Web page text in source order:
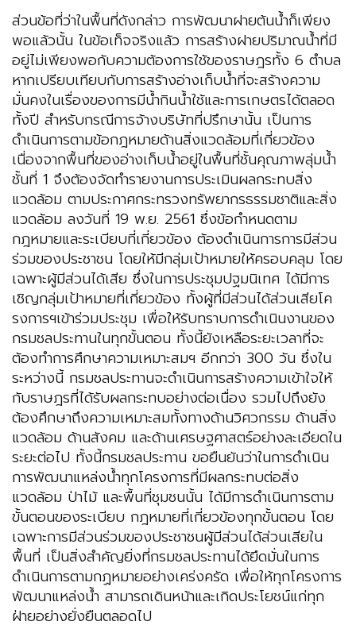
ส่วนข้อที่ว่าในพื้นที่ดังกล่าว การพัฒนาฝายต้นน้ำก็เพียง
พอแล้วนั้น ในข้อเท็จจริงแล้ว การสร้างฝายปริมาณน้ำที่มี
อยู่ไม่เพียงพอกับความต้องการใช้ของราษฎรทั้ง 6 ตำบล
หากเปรียบเทียบกับการสร้างอ่างเก็บน้ำที่จะสร้างความ
มั่นคงในเรื่องของการมีน้ำกินน้ำใช้และการเกษตรได้ตลอด
ทั้งปี สำหรับกรณีการจ้างบริษัทที่ปรึกษานั้น เป็นการ
ดำเนินการตามข้อกฎหมายด้านสิ่งแวดล้อมที่เกี่ยวข้อง
เนื่องจากพื้นที่ของอ่างเก็บน้ำอยู่ในพื้นที่ชั้นคุณภาพลุ่มน้ำ
ชั้นที่ 1 จึงต้องจัดทำรายงานการประเมินผลกระทบสิ่ง
แวดล้อม ตามประกาศกระทรวงทรัพยากรธรรมชาติและสิ่ง
แวดล้อม ลงวันที่ 19 พ.ย. 2561 ซึ่งข้อกำหนดตาม
กฎหมายและระเบียบที่เกี่ยวข้อง ต้องดำเนินการการมีส่วน
ร่วมของประชาชน โดยให้มีกลุ่มเป้าหมายให้ครอบคลุม โดย
เฉพาะผู้มีส่วนได้เสีย ซึ่งในการประชุมปฐมนิเทศ ได้มีการ
เชิญกลุ่มเป้าหมายที่เกี่ยวข้อง ทั้งผู้ที่มีส่วนได้ส่วนเสียโค
รงการฯเข้าร่วมประชุม เพื่อให้รับทราบการดำเนินงานของ
กรมชลประทานในทุกขั้นตอน ทั้งนี้ยังเหลือระยะเวลาที่จะ
ต้องทำการศึกษาความเหมาะสมฯ อีกกว่า 300 วัน ซึ่งใน
ระหว่างนี้ กรมชลประทานจะดำเนินการสร้างความเข้าใจให้
กับราษฎรที่ได้รับผลกระทบอย่างต่อเนื่อง รวมไปถึงยัง
ต้องศึกษาถึงความเหมาะสมทั้งทางด้านวิศวกรรม ด้านสิ่ง
แวดล้อม ด้านสังคม และด้านเศรษฐศาสตร์อย่างละเอียดใน
ระยะต่อไป ทั้งนี้กรมชลประทาน ขอยืนยันว่าในการดำเนิน
การพัฒนาแหล่งน้ำทุกโครงการที่มีผลกระทบต่อสิ่ง
แวดล้อม ป่าไม้ และพื้นที่ชุมชนนั้น ได้มีการดำเนินการตาม
ขั้นตอนของระเบียบ กฎหมายที่เกี่ยวข้องทุกขั้นตอน โดย
เฉพาะการมีส่วนร่วมของประชาชนผู้มีส่วนได้ส่วนเสียใน
พื้นที่ เป็นสิ่งสำคัญยิ่งที่กรมชลประทานได้ยึดมั่นในการ
ดำเนินการตามกฏหมายอย่างเคร่งครัด เพื่อให้ทุกโครงการ
พัฒนาแหล่งน้ำ สามารถเดินหน้าและเกิดประโยชน์แก่ทุก
ฝ่ายอย่างยั่งยืนตลอดไป